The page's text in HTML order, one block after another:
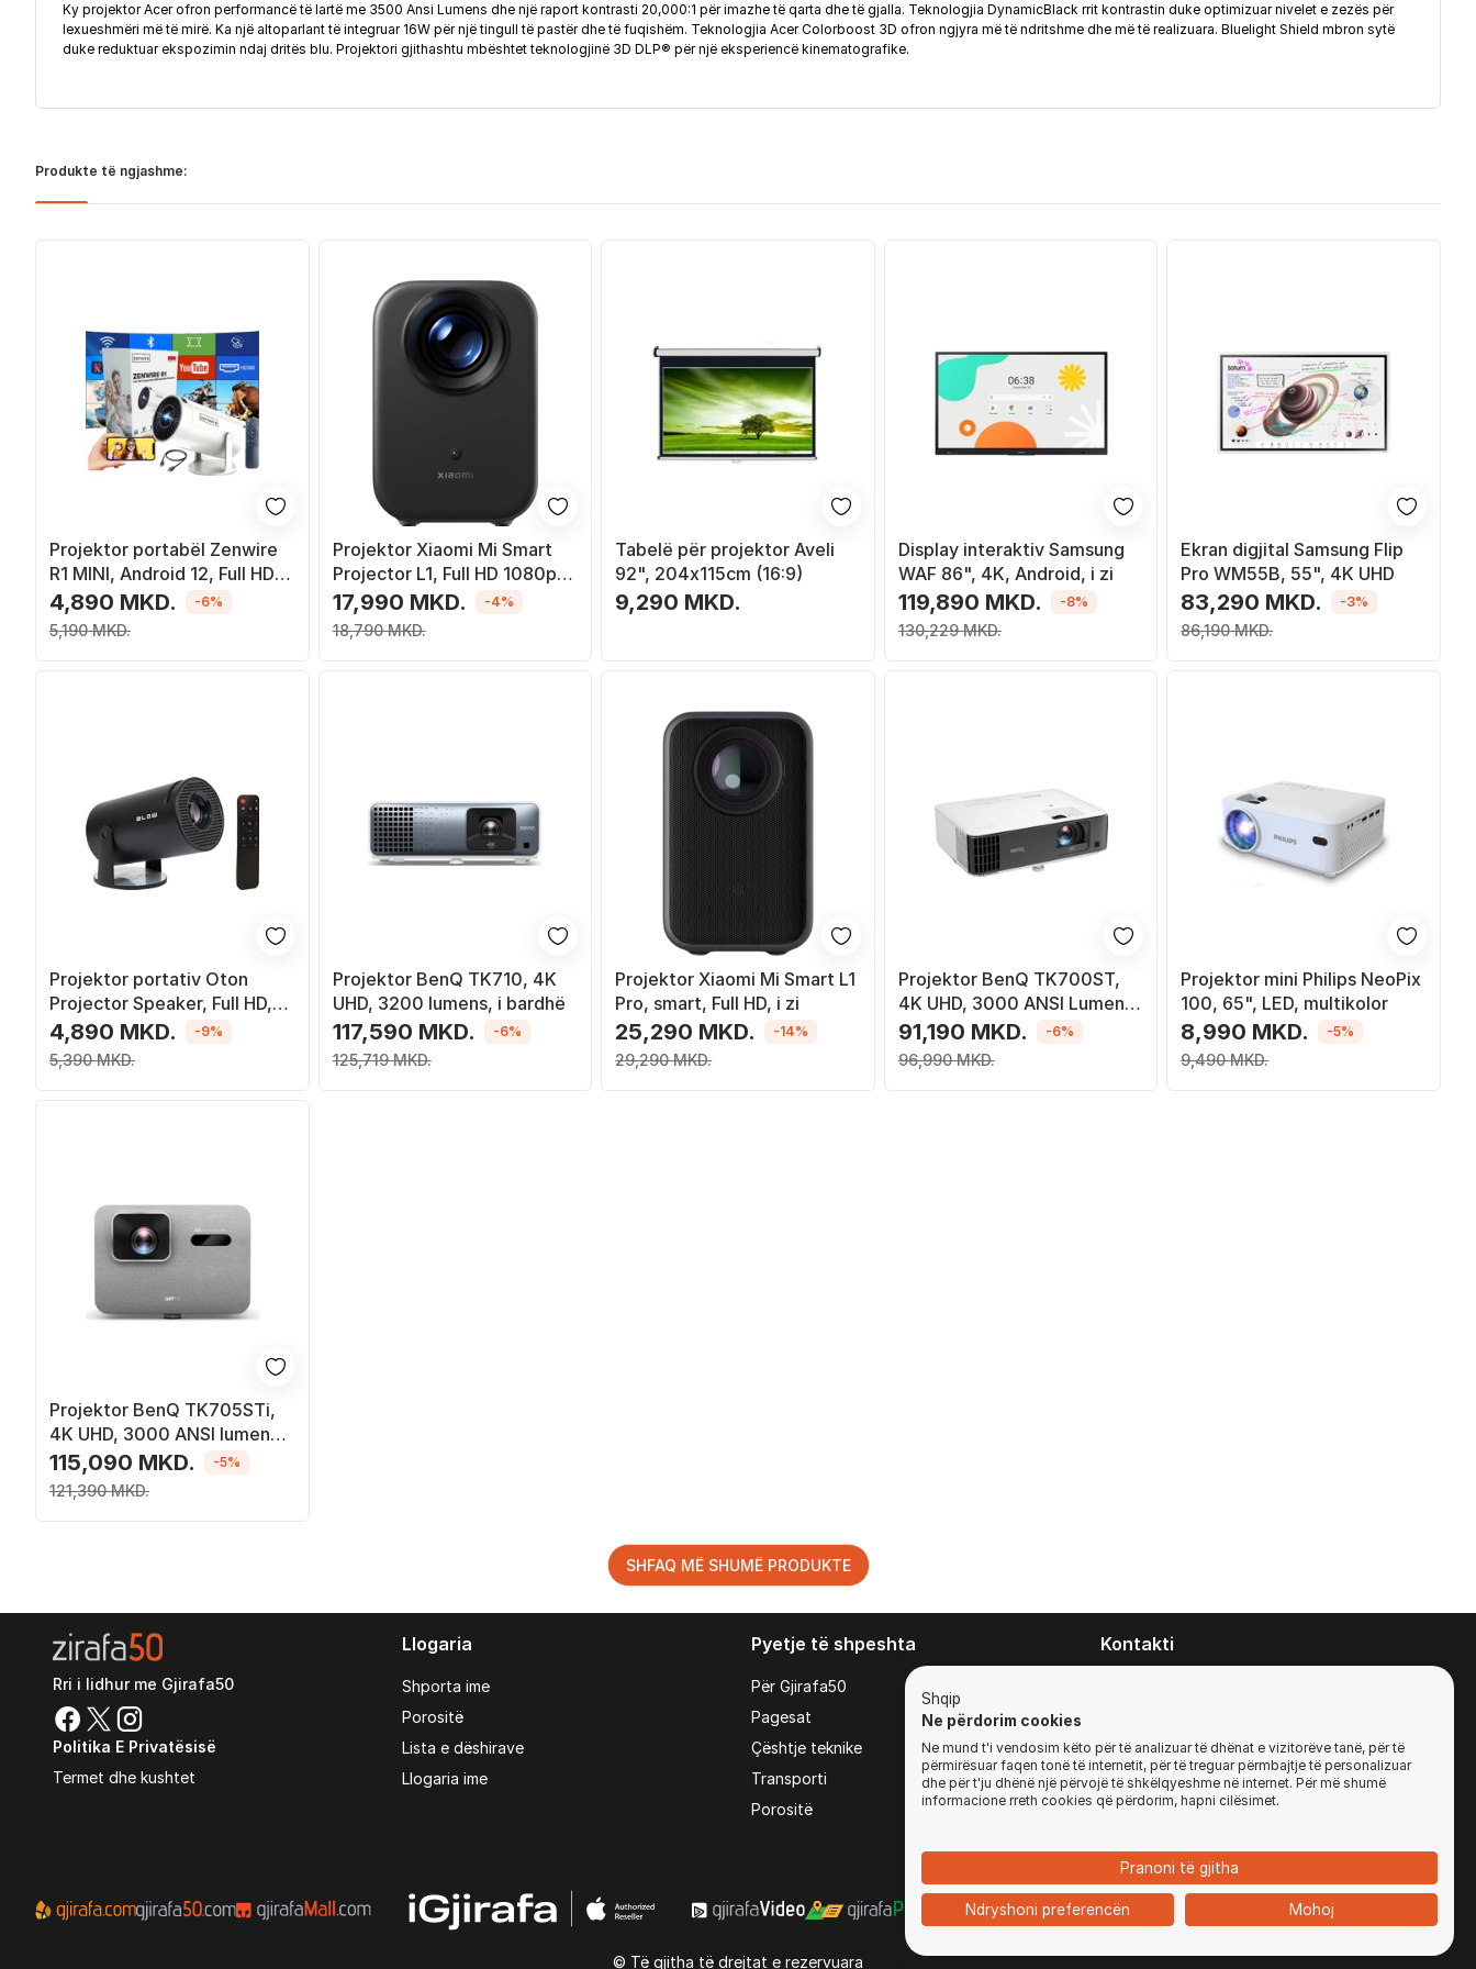
Ky projektor Acer ofron performancë të lartë me 3500 Ansi Lumens dhe një raport kontrasti 20,000:1 për imazhe të qarta dhe të gjalla. Teknologjia DynamicBlack rrit kontrastin duke optimizuar nivelet e zezës për
lexueshmëri më të mirë. Ka një altoparlant të integruar 16W për një tingull të pastër dhe të fuqishëm. Teknologjia Acer Colorboost 3D ofron ngjyra më të ndritshme dhe më të realizuara. Bluelight Shield mbron sytë
duke reduktuar ekspozimin ndaj dritës blu. Projektori gjithashtu mbështet teknologjinë 3D DLP® për një eksperiencë kinematografike.
Produkte të ngjashme:
Projektor portabël Zenwire
R1 MINI, Android 12, Full HD
4K, gri
4,890 MKD.
5,190 MKD.
-6%
Projektor Xiaomi Mi Smart
Projector L1, Full HD 1080p,
200 lumen, i bardhë
17,990 MKD.
18,790 MKD.
-4%
Tabelë për projektor Aveli
92", 204x115cm (16:9)
9,290 MKD.
Display interaktiv Samsung
WAF 86", 4K, Android, i zi
119,890 MKD.
130,229 MKD.
-8%
Ekran digjital Samsung Flip
Pro WM55B, 55", 4K UHD
83,290 MKD.
86,190 MKD.
-3%
Projektor portativ Oton
Projector Speaker, Full HD,
Smart TV Android, i bardhë
4,890 MKD.
5,390 MKD.
-9%
Projektor BenQ TK710, 4K
UHD, 3200 lumens, i bardhë
117,590 MKD.
125,719 MKD.
-6%
Projektor Xiaomi Mi Smart L1
Pro, smart, Full HD, i zi
25,290 MKD.
29,290 MKD.
-14%
Projektor BenQ TK700ST,
4K UHD, 3000 ANSI Lumens,
i bardhë
91,190 MKD.
96,990 MKD.
-6%
Projektor mini Philips NeoPix
100, 65", LED, multikolor
8,990 MKD.
9,490 MKD.
-5%
Projektor BenQ TK705STi,
4K UHD, 3000 ANSI lumens, i
bardhë
115,090 MKD.
121,390 MKD.
-5%
SHFAQ MË SHUMË PRODUKTE
Rri i lidhur me Gjirafa50
Politika E Privatësisë
Termet dhe kushtet
Llogaria
Shporta ime
Porositë
Lista e dëshirave
Llogaria ime
Pyetje të shpeshta
Për Gjirafa50
Pagesat
Çështje teknike
Transporti
Porositë
Kontakti
Për kërkesa të ofertave:
b2b@zirafa50.mk
© Të gjitha të drejtat e rezervuara
Shqip
Ne përdorim cookies
Ne mund t'i vendosim këto për të analizuar të dhënat e vizitorëve tanë, për të
përmirësuar faqen tonë të internetit, për të treguar përmbajtje të personalizuar
dhe për t'ju dhënë një përvojë të shkëlqyeshme në internet. Për më shumë
informacione rreth cookies që përdorim, hapni cilësimet.
Pranoni të gjitha
Ndryshoni preferencën Mohoj